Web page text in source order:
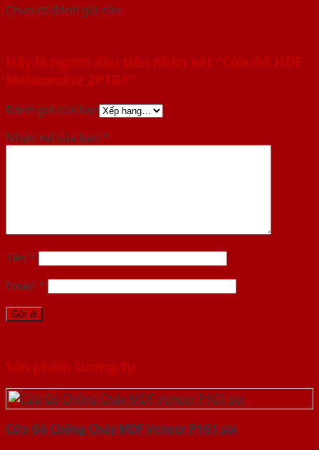
Chưa có đánh giá nào.
Hãy là người đầu tiên nhận xét “Cửa Gỗ HDF
Melammine 2P1G1”
Đánh giá của bạn
Nhận xét của bạn *
Tên *
Email *
Sản phẩm tương tự
Cửa Gỗ Chống Cháy MDF Veneer P1G1 soi